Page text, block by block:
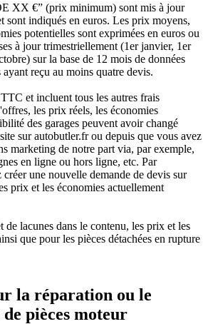
XX €” (prix minimum) sont mis à jour
sont indiqués en euros. Les prix moyens,
potentielles sont exprimées en euros ou
à jour trimestriellement (1er janvier, 1er
sur la base de 12 mois de données
reçu au moins quatre devis.
et incluent tous les autres frais
les prix réels, les économies
des garages peuvent avoir changé
sur autobutler.fr ou depuis que vous avez
marketing de notre part via, par exemple,
en ligne ou hors ligne, etc. Par
une nouvelle demande de devis sur
prix et les économies actuellement
de lacunes dans le contenu, les prix et les
que pour les pièces détachées en rupture
la réparation ou le
pièces moteur